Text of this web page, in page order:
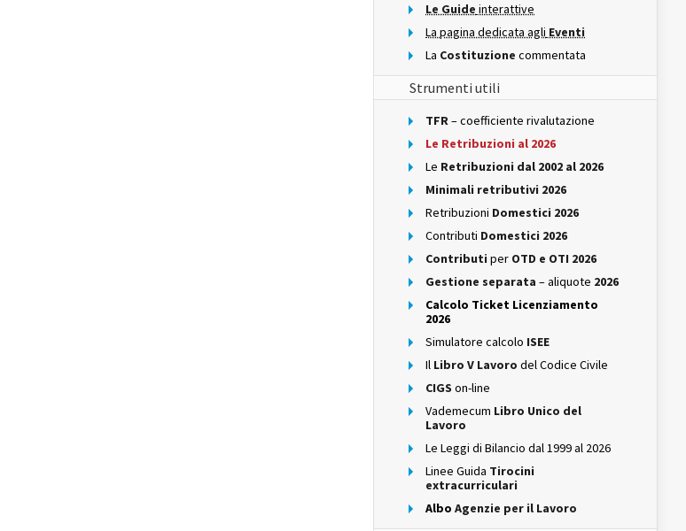
Le Guide interattive
La pagina dedicata agli Eventi
La Costituzione commentata
Strumenti utili
TFR– coefficiente rivalutazione
Le Retribuzioni al 2026
Le Retribuzioni dal 2002 al 2026
Minimali retributivi 2026
Retribuzioni Domestici 2026
Contributi Domestici 2026
Contributi per OTD e OTI 2026
Gestione separata – aliquote 2026
Calcolo Ticket Licenziamento
2026
Simulatore calcolo ISEE
Il Libro V Lavoro del Codice Civile
CIGS on-line
Vademecum Libro Unico del
Lavoro
Le Leggi di Bilancio dal 1999 al 2026
Linee Guida Tirocini
extracurriculari
Albo Agenzie per il Lavoro